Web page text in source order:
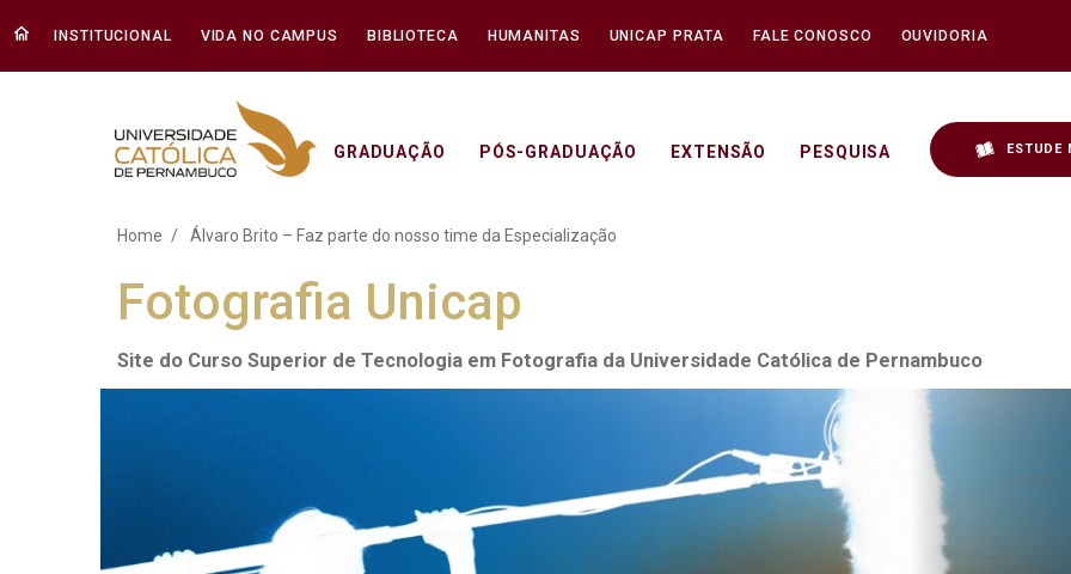
INSTITUCIONAL VIDA NO CAMPUS BIBLIOTECA HUMANITAS UNICAP PRATA FALE CONOSCO OUVIDORIA
GRADUAÇÃO PÓS-GRADUAÇÃO EXTENSÃO PESQUISA ESTUDE
Álvaro Brito – Faz parte do nosso time da
Home Álvaro Brito – Faz parte do nosso time da Especialização
Fotografia Unicap
Site do Curso Superior de Tecnologia em Fotografia da Universidade Católica de Pernambuco